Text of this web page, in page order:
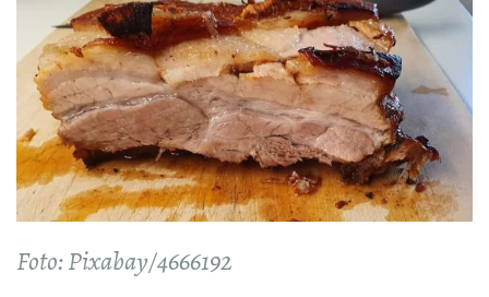
Foto: Pixabay/4666192